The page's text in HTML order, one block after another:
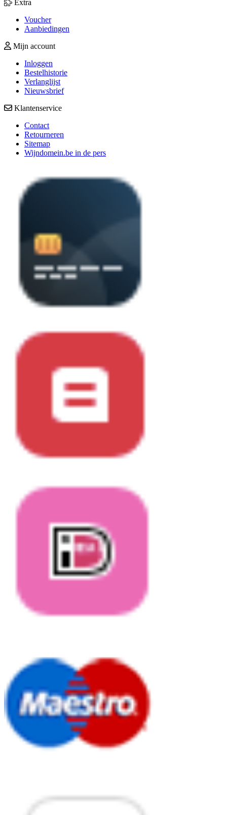
Extra
Voucher
Aanbiedingen
Mijn account
Inloggen
Bestelhistorie
Verlanglijst
Nieuwsbrief
Klantenservice
Contact
Retourneren
Sitemap
Wijndomein.be in de pers